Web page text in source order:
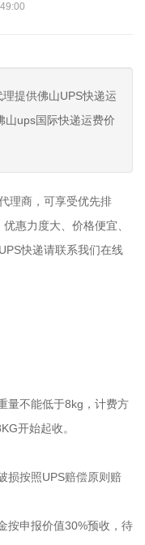
提供佛山UPS快递运
山ups国际快递运费价
理商，可享受优先排
惠力度大、价格便宜、
快递请联系我们在线
量不能低于8kg，计费方
开始起收。
损按照UPS赔偿原则赔
按申报价值30%预收，待